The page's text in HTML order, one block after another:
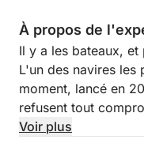
À propos de
Il y a les bateaux,
L'un des navires les
moment, lancé en
refusent tout
bijou d'ingénierie
Voir plus